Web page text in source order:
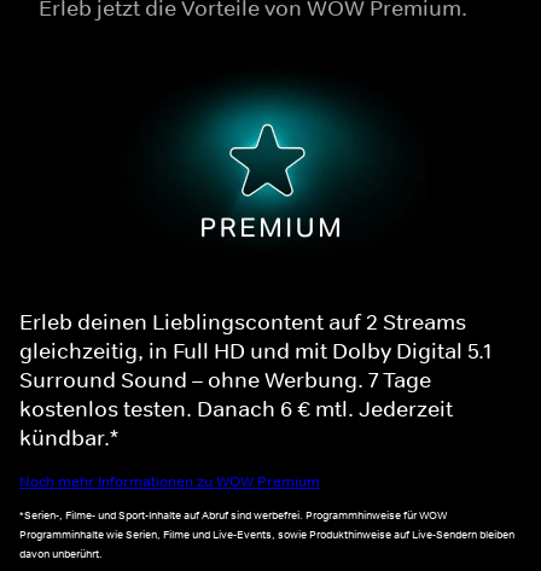
Erleb jetzt die Vorteile von WOW Premium.
Erleb deinen Lieblingscontent auf 2 Streams
gleichzeitig, in Full HD und mit Dolby Digital 5.1
Surround Sound – ohne Werbung. 7 Tage
kostenlos testen. Danach 6 € mtl. Jederzeit
kündbar.*
Noch mehr Informationen zu WOW Premium
*Serien-, Filme- und Sport-Inhalte auf Abruf sind werbefrei. Programmhinweise für WOW
Programminhalte wie Serien, Filme und Live-Events, sowie Produkthinweise auf Live-Sendern bleiben
davon unberührt.